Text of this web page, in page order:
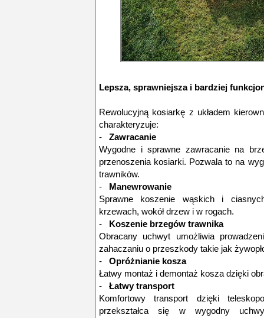
Lepsza, sprawniejsza i bardziej
Rewolucyjną kosiarkę z układem
charakteryzuje:
- Zawracanie
Wygodne i sprawne zawracanie na
przenoszenia kosiarki. Pozwala to na
trawników.
-
Manewrowanie
Sprawne koszenie wąskich i
krzewach, wokół drzew i w rogach.
- Koszenie brzegów trawnika
Obracany uchwyt umożliwia
zahaczaniu o przeszkody takie jak
- Opróżnianie kosza
Łatwy montaż i demontaż kosza dzięki
- Łatwy transport
Komfortowy transport dzięki
przekształca się w wygodny